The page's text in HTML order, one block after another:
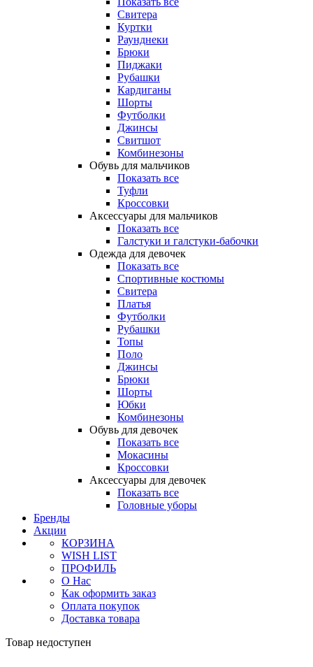
Свитера
Куртки
Раунднеки
Брюки
Пиджаки
Рубашки
Кардиганы
Шорты
Футболки
Джинсы
Свитшот
Комбинезоны
Обувь для мальчиков
Показать все
Туфли
Кроссовки
Аксессуары для мальчиков
Показать все
Галстуки и галстуки-бабочки
Одежда для девочек
Показать все
Спортивные костюмы
Свитера
Платья
Футболки
Рубашки
Топы
Поло
Джинсы
Брюки
Шорты
Юбки
Комбинезоны
Обувь для девочек
Показать все
Мокасины
Кроссовки
Аксессуары для девочек
Показать все
Головные уборы
Бренды
Акции
КОРЗИНА
WISH LIST
ПРОФИЛЬ
О Нас
Как оформить заказ
Оплата покупок
Доставка товара
Товар недоступен